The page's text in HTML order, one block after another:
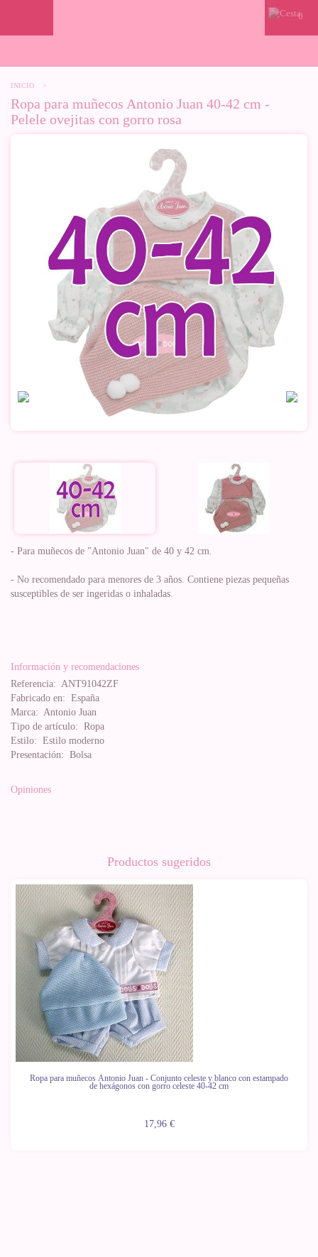
0
INICIO >
Ropa para muñecos Antonio Juan 40-42 cm -
Pelele ovejitas con gorro rosa
- Para muñecos de "Antonio Juan" de 40 y 42 cm.
- No recomendado para menores de 3 años. Contiene piezas pequeñas
susceptibles de ser ingeridas o inhaladas.
Información y recomendaciones
Referencia: ANT91042ZF
Fabricado en: España
Marca: Antonio Juan
Tipo de artículo: Ropa
Estilo: Estilo moderno
Presentación: Bolsa
Opiniones
Productos sugeridos
Ropa para muñecos Antonio Juan - Conjunto celeste y blanco con estampado
de hexágonos con gorro celeste 40-42 cm
17,96 €